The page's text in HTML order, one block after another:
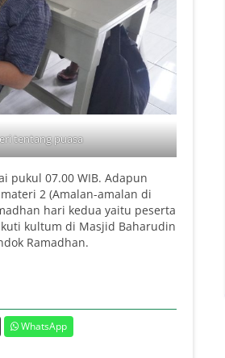
tentang puasa
pukul 07.00 WIB. Adapun
2 (Amalan-amalan di
hari kedua yaitu peserta
kultum di Masjid Baharudin
Ramadhan.
WhatsApp